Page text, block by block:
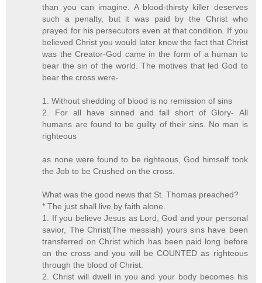
than you can imagine. A blood-thirsty killer deserves
such a penalty, but it was paid by the Christ who
prayed for his persecutors even at that condition. If you
believed Christ you would later know the fact that Christ
was the Creator-God came in the form of a human to
bear the sin of the world. The motives that led God to
bear the cross were-
1. Without shedding of blood is no remission of sins
2. For all have sinned and fall short of Glory- All
humans are found to be guilty of their sins. No man is
righteous
as none were found to be righteous, God himself took
the Job to be Crushed on the cross.
What was the good news that St. Thomas preached?
* The just shall live by faith alone.
1. If you believe Jesus as Lord, God and your personal
savior, The Christ(The messiah) yours sins have been
transferred on Christ which has been paid long before
on the cross and you will be COUNTED as righteous
through the blood of Christ.
2. Christ will dwell in you and your body becomes his